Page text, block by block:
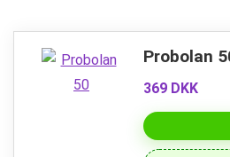
Probolan
369 DKK